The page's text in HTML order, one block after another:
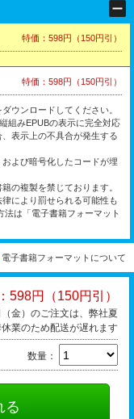
特価：598円（150円引）
特価：598円（150円引）
ウンロードしてください。
組みEPUBの表示に完全対応
表示上の不具合が発生する
よび暗号化したコードが埋
の複製を禁じております。
により罰せられる可能性も
は「電子書籍フォーマット
電子書籍フォーマットについて
598円（150円引）
金）のご注文は、弊社夏
業のため配送が遅れます
数量：
る